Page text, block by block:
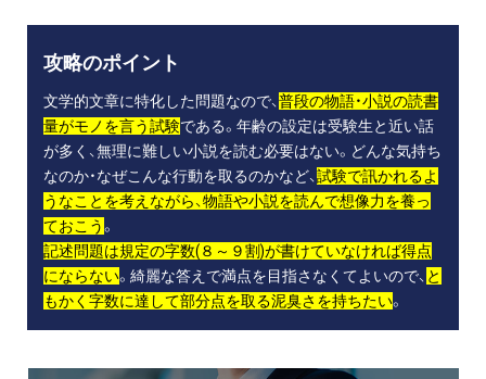
攻略のポイント
文学的文章に特化した問題なので、普段の物語・小説の読書
量がモノを言う試験である。年齢の設定は受験生と近い話
が多く、無理に難しい小説を読む必要はない。どんな気持ち
なのか・なぜこんな行動を取るのかなど、試験で訊かれるよ
うなことを考えながら、物語や小説を読んで想像力を養っ
ておこう。
記述問題は規定の字数(８～９割)が書けていなければ得点
にならない。綺麗な答えで満点を目指さなくてよいので、 と
もかく字数に達して部分点を取る泥臭さを持ちたい。